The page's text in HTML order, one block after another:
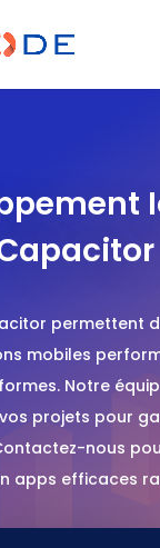
permettent
mobiles
Notre
projets pour
nous
apps efficaces